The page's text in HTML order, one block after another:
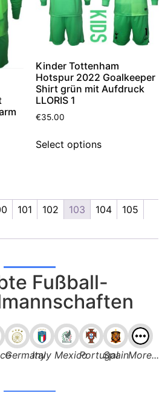
Kinder Tottenham
Hotspur 2022 Goalkeeper
Shirt grün mit Aufdruck
LLORIS 1
€35.00
Select options
101 102 103 104
105
Fußball-
Germany
Italy MexicoPortugal
SpainMore...